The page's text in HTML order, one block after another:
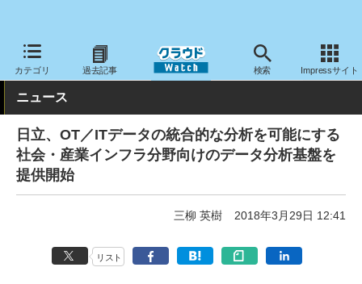
カテゴリ 過去記事 検索 Impressサイト
クラウド Watch サービス・ソフト サービス 分析
ニュース
日立、OT／ITデータの統合的な分析を可能にする
社会・産業インフラ分野向けのデータ分析基盤を
提供開始
三柳 英樹 2018年3月29日 12:41
リスト